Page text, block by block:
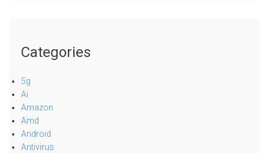
Categories
5g
Ai
Amazon
Amd
Android
Antivirus